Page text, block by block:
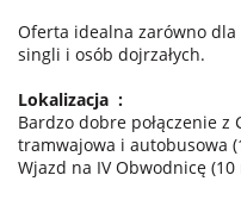
Oferta idealna zarówno
singli i osób dojrzałych.
Lokalizacja :
Bardzo dobre połączenie z
tramwajowa i autobusowa
Wjazd na IV Obwodnicę